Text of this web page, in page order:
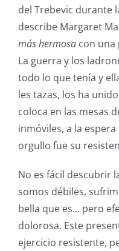
del Trebevic durante
describe Margaret
más hermosacon una
La guerra y los
todo lo que tenía y
les tazas, los ha
coloca en las mesas
inmóviles, a la
orgullo fue su
No es fácil descubrir
somos débiles,
bella que es… pero
dolorosa. Este
ejercicio resistente,